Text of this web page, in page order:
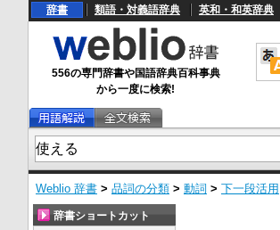
辞書 類語・対義語辞典 英和・和英辞典
556の専門辞書や国語辞典百科事典
から一度に検索!
Weblio 辞書 > 品詞の分類 > 動詞 > 下一段活用
辞書ショートカット